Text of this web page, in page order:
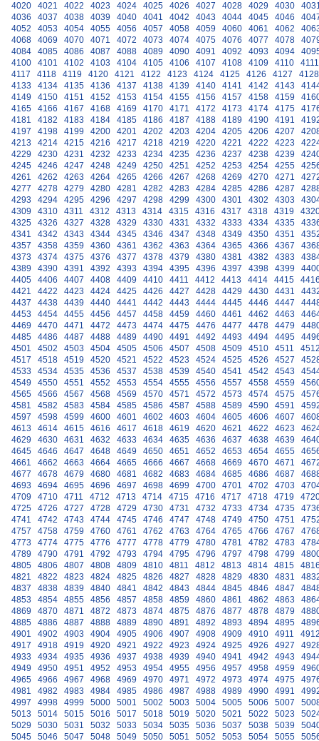
4020
4021 4022 4023 4024 4025 4026 4027 4028 4029 4030
4036
4037 4038 4039 4040 4041 4042 4043 4044 4045 4046
4052
4053 4054 4055 4056 4057 4058 4059 4060 4061 4062
4068
4069 4070 4071 4072 4073 4074 4075 4076 4077 4078
4084
4085 4086 4087 4088 4089 4090 4091 4092 4093 4094
4100
4101 4102 4103 4104 4105 4106 4107 4108 4109 4110
4111
4117
4118 4119 4120 4121 4122 4123 4124 4125 4126 4127
4128
4133
4134 4135 4136 4137 4138 4139 4140 4141 4142 4143
4149
4150 4151 4152 4153 4154 4155 4156 4157 4158 4159
4165
4166 4167 4168 4169 4170 4171 4172 4173 4174 4175
4181
4182 4183 4184 4185 4186 4187 4188 4189 4190 4191
4197
4198 4199 4200 4201 4202 4203 4204 4205 4206 4207
4213
4214 4215 4216 4217 4218 4219 4220 4221 4222 4223
4229
4230 4231 4232 4233 4234 4235 4236 4237 4238 4239
4245
4246 4247 4248 4249 4250 4251 4252 4253 4254 4255
4261
4262 4263 4264 4265 4266 4267 4268 4269 4270 4271
4277
4278 4279 4280 4281 4282 4283 4284 4285 4286 4287
4293
4294 4295 4296 4297 4298 4299 4300 4301 4302 4303
4309
4310 4311 4312 4313 4314 4315 4316 4317 4318 4319
4325
4326 4327 4328 4329 4330 4331 4332 4333 4334 4335
4341
4342 4343 4344 4345 4346 4347 4348 4349 4350 4351
4357
4358 4359 4360 4361 4362 4363 4364 4365 4366 4367
4373
4374 4375 4376 4377 4378 4379 4380 4381 4382 4383
4389
4390 4391 4392 4393 4394 4395 4396 4397 4398 4399
4405
4406 4407 4408 4409 4410 4411 4412 4413 4414 4415
4421
4422 4423 4424 4425 4426 4427 4428 4429 4430 4431
4437
4438 4439 4440 4441 4442 4443 4444 4445 4446 4447
4453
4454 4455 4456 4457 4458 4459 4460 4461 4462 4463
4469
4470 4471 4472 4473 4474 4475 4476 4477 4478 4479
4485
4486 4487 4488 4489 4490 4491 4492 4493 4494 4495
4501
4502 4503 4504 4505 4506 4507 4508 4509 4510 4511
4517
4518 4519 4520 4521 4522 4523 4524 4525 4526 4527
4533
4534 4535 4536 4537 4538 4539 4540 4541 4542 4543
4549
4550 4551 4552 4553 4554 4555 4556 4557 4558 4559
4565
4566 4567 4568 4569 4570 4571 4572 4573 4574 4575
4581
4582 4583 4584 4585 4586 4587 4588 4589 4590 4591
4597
4598 4599 4600 4601 4602 4603 4604 4605 4606 4607
4613
4614 4615 4616 4617 4618 4619 4620 4621 4622 4623
4629
4630 4631 4632 4633 4634 4635 4636 4637 4638 4639
4645
4646 4647 4648 4649 4650 4651 4652 4653 4654 4655
4661
4662 4663 4664 4665 4666 4667 4668 4669 4670 4671
4677
4678 4679 4680 4681 4682 4683 4684 4685 4686 4687
4693
4694 4695 4696 4697 4698 4699 4700 4701 4702 4703
4709
4710 4711 4712 4713 4714 4715 4716 4717 4718 4719
4725
4726 4727 4728 4729 4730 4731 4732 4733 4734 4735
4741
4742 4743 4744 4745 4746 4747 4748 4749 4750 4751
4757
4758 4759 4760 4761 4762 4763 4764 4765 4766 4767
4773
4774 4775 4776 4777 4778 4779 4780 4781 4782 4783
4789
4790 4791 4792 4793 4794 4795 4796 4797 4798 4799
4805
4806 4807 4808 4809 4810 4811 4812 4813 4814 4815
4821
4822 4823 4824 4825 4826 4827 4828 4829 4830 4831
4837
4838 4839 4840 4841 4842 4843 4844 4845 4846 4847
4853
4854 4855 4856 4857 4858 4859 4860 4861 4862 4863
4869
4870 4871 4872 4873 4874 4875 4876 4877 4878 4879
4885
4886 4887 4888 4889 4890 4891 4892 4893 4894 4895
4901
4902 4903 4904 4905 4906 4907 4908 4909 4910 4911
4917
4918 4919 4920 4921 4922 4923 4924 4925 4926 4927
4933
4934 4935 4936 4937 4938 4939 4940 4941 4942 4943
4949
4950 4951 4952 4953 4954 4955 4956 4957 4958 4959
4965
4966 4967 4968 4969 4970 4971 4972 4973 4974 4975
4981
4982 4983 4984 4985 4986 4987 4988 4989 4990 4991
4997
4998 4999 5000 5001 5002 5003 5004 5005 5006 5007
5013
5014 5015 5016 5017 5018 5019 5020 5021 5022 5023
5029
5030 5031 5032 5033 5034 5035 5036 5037 5038 5039
5045
5046 5047 5048 5049 5050 5051 5052 5053 5054 5055